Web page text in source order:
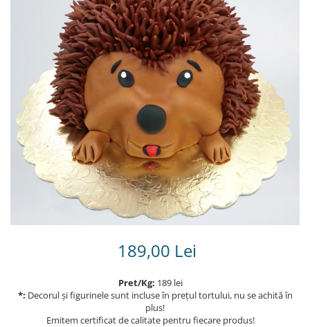
Torturi in frosting- crema pentru
Torturi cu flori
Tortulețe 1.7 kg - 2 kg
189,00 Lei
Pret/Kg: 189 lei
*: Decorul și figurinele sunt incluse în prețul tortului, nu se achită în
plus!
Emitem certificat de calitate pentru fiecare produs!